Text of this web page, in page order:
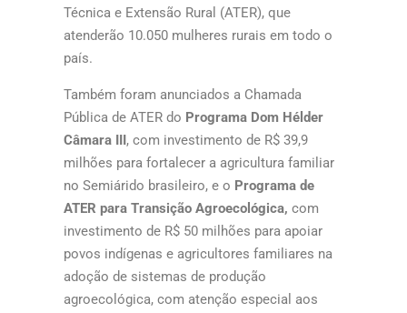
Técnica e Extensão Rural (ATER), que
atenderão 10.050 mulheres rurais em todo o
país.
Também foram anunciados a Chamada
Pública de ATER do Programa Dom Hélder
Câmara III, com investimento de R$ 39,9
milhões para fortalecer a agricultura familiar
no Semiárido brasileiro, e o Programa de
ATER para Transição Agroecológica, com
investimento de R$ 50 milhões para apoiar
povos indígenas e agricultores familiares na
adoção de sistemas de produção
agroecológica, com atenção especial aos